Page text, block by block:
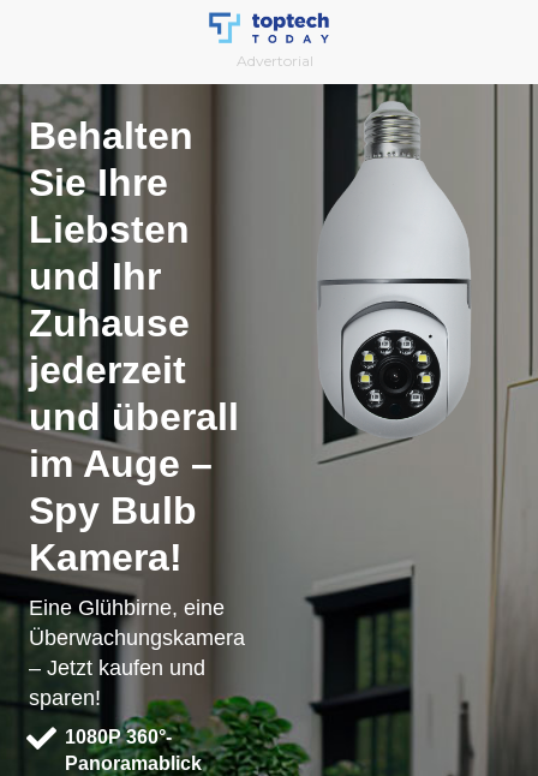
content
Advertorial
Behalten
Sie Ihre
Liebsten
und Ihr
Zuhause
jederzeit
und überall
im Auge –
Spy Bulb
Kamera!
Eine Glühbirne, eine
Überwachungskamera
– Jetzt kaufen und
sparen!
1080P 360°-
Panoramablick